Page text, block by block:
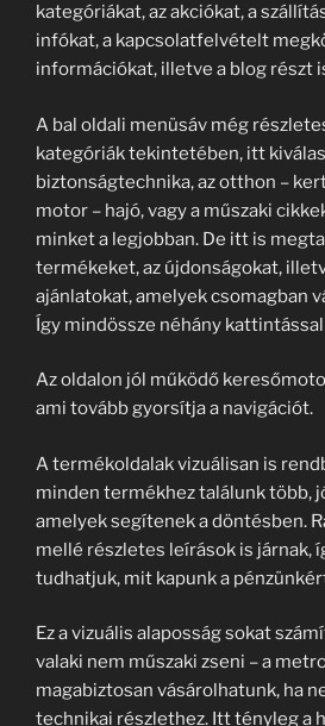
kategóriákat, az akciókat, a
infókat, a kapcsolatfelvételt
információkat, illetve a blog részt
A bal oldali menüsáv még
kategóriák tekintetében, itt
biztonságtechnika, az otthon –
motor – hajó, vagy a műszaki
minket a legjobban. De itt is
termékeket, az újdonságokat,
ajánlatokat, amelyek csomagban
Így mindössze néhány
Az oldalon jól működő
ami tovább gyorsítja a navigációt.
A termékoldalak vizuálisan is
minden termékhez találunk több,
amelyek segítenek a döntésben.
mellé részletes leírások is járnak,
tudhatjuk, mit kapunk a
Ez a vizuális alaposság sokat
valaki nem műszaki zseni – a
magabiztosan vásárolhatunk, ha
technikai részlethez. Itt tényleg a